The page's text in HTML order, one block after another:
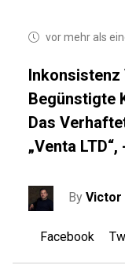
vor mehr als
Inkonsistenz
Begünstigte
Das
„Venta
ByVictor
Facebook